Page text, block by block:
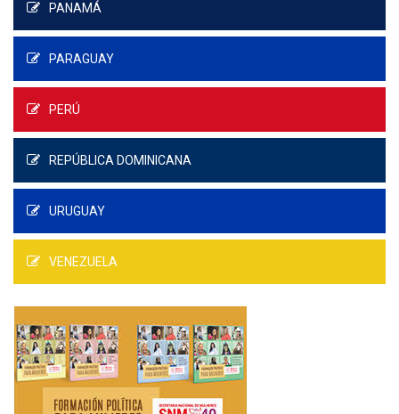
PANAMÁ
PARAGUAY
PERÚ
REPÚBLICA DOMINICANA
URUGUAY
VENEZUELA